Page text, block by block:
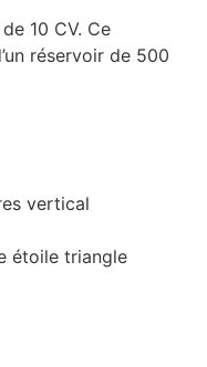
10 CV. Ce
réservoir de 500
vertical
étoile triangle